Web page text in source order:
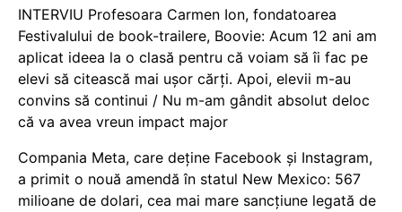
INTERVIU Profesoara Carmen Ion, fondatoarea
Festivalului de book-trailere, Boovie: Acum 12 ani am
aplicat ideea la o clasă pentru că voiam să îi fac pe
elevi să citească mai ușor cărți. Apoi, elevii m-au
convins să continui / Nu m-am gândit absolut deloc
că va avea vreun impact major
Compania Meta, care deține Facebook și Instagram,
a primit o nouă amendă în statul New Mexico: 567
milioane de dolari, cea mai mare sancțiune legată de